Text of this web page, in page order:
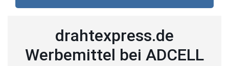
drahtexpress.de
Werbemittel bei ADCELL